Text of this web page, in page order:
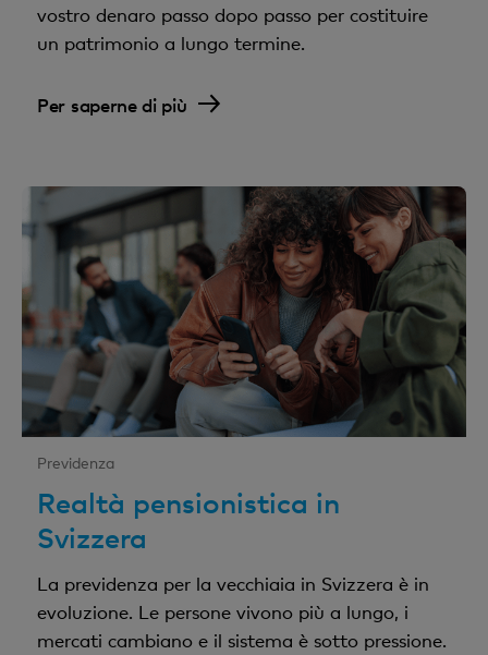
vostro denaro passo dopo passo per costituire
un patrimonio a lungo termine.
Per saperne di più
Previdenza
Realtà pensionistica in
Svizzera
La previdenza per la vecchiaia in Svizzera è in
evoluzione. Le persone vivono più a lungo, i
mercati cambiano e il sistema è sotto pressione.